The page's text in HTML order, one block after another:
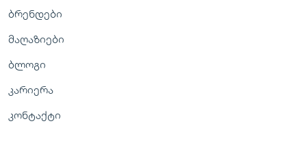
ბრენდები
მაღაზიები
ბლოგი
კარიერა
კონტაქტი